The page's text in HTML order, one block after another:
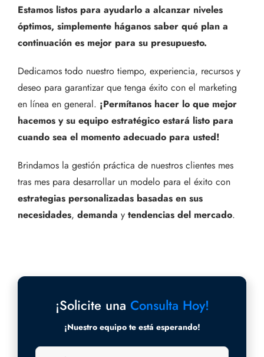
Estamos listos para ayudarlo a alcanzar niveles
óptimos, simplemente háganos saber qué plan a
continuación es mejor para su presupuesto.
Dedicamos todo nuestro tiempo, experiencia, recursos y
deseo para garantizar que tenga éxito con el marketing
en línea en general. ¡Permítanos hacer lo que mejor
hacemos y su equipo estratégico estará listo para
cuando sea el momento adecuado para usted!
Brindamos la gestión práctica de nuestros clientes mes
tras mes para desarrollar un modelo para el éxito con
estrategias personalizadas basadas en sus
necesidades, demanda y tendencias del mercado.
¡Solicite una Consulta Hoy!
¡Nuestro equipo te está esperando!